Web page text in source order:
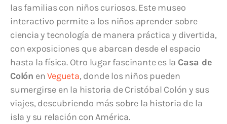
las familias con niños curiosos. Este museo
interactivo permite a los niños aprender sobre
ciencia y tecnología de manera práctica y divertida,
con exposiciones que abarcan desde el espacio
hasta la física. Otro lugar fascinante es la Casa de
Colón enVegueta, donde los niños pueden
sumergirse en la historia de Cristóbal Colón y sus
viajes, descubriendo más sobre la historia de la
isla y su relación con América.